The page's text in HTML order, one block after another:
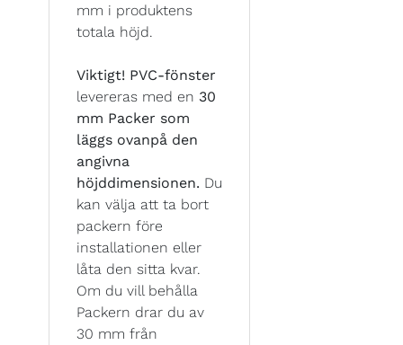
mm i produktens
totala höjd.
Viktigt! PVC-fönster
levereras med en 30
mm Packer som
läggs ovanpå den
angivna
höjddimensionen. Du
kan välja att ta bort
packern före
installationen eller
låta den sitta kvar.
Om du vill behålla
Packern drar du av
30 mm från